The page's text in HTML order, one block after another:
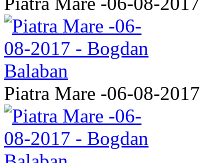
Piatra Mare -06-08-2017